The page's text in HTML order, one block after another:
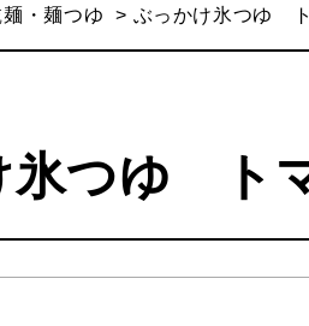
麺・麺つゆ ぶっかけ氷つゆ
氷つゆ ト